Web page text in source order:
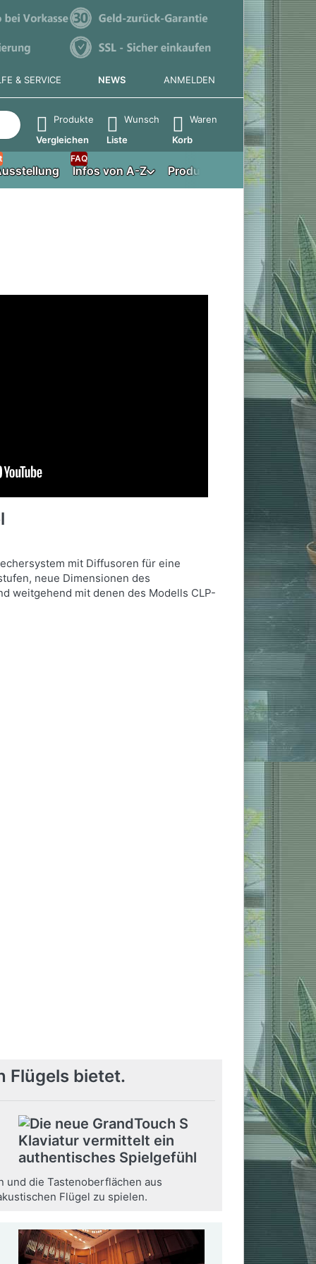
& SERVICE NEWS ANMELDEN
die Eingabetaste, um alle Ergebnisse aufzurufen.
Produkte
Vergleichen
Wunsch
Liste
Waren
Korb
Infos von A-Z
FAQ
Produktberater
mit Diffusoren für eine
neue Dimensionen des
weitgehend mit denen des Modells CLP-
Flügels bietet.
die Tastenoberflächen aus
Flügel zu spielen.